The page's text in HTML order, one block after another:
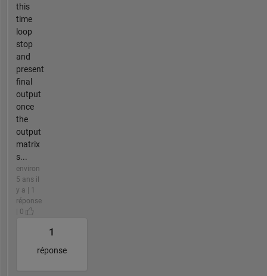
this
time
loop
stop
and
present
final
output
once
the
output
matrix
s...
environ
5 ans il
y a | 1
réponse
| 0
1
réponse